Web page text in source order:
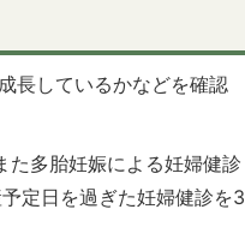
長しているかなどを確認
た多胎妊娠による妊婦健診
定日を過ぎた妊婦健診を3